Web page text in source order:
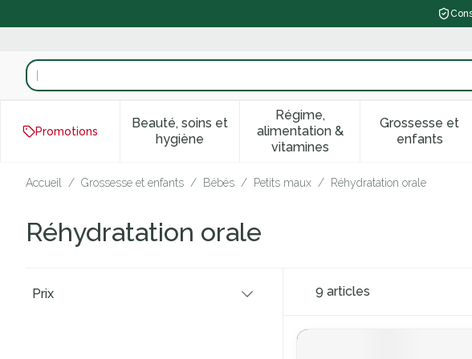
Rechercher
Promotions
Beauté, soins et
hygièneAfficher le sous-menu pour la catégorie Beauté,
Régime,
alimentation &
vitamines
Afficher le sous-menu pour
Grossesse et
enfantsAfficher
Accueil / Grossesse et enfants / Bébés / Petits maux / Réhydratation orale
Réhydratation orale
Prix
9 articles